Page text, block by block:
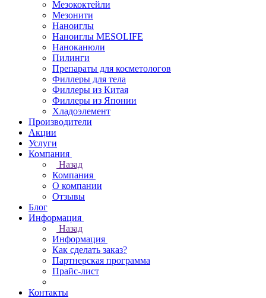
Мезококтейли
Мезонити
Наноиглы
Наноиглы MESOLIFE
Наноканюли
Пилинги
Препараты для косметологов
Филлеры для тела
Филлеры из Китая
Филлеры из Японии
Хладоэлемент
Производители
Акции
Услуги
Компания
Назад
Компания
О компании
Отзывы
Блог
Информация
Назад
Информация
Как сделать заказ?
Партнерская программа
Прайс-лист
Контакты